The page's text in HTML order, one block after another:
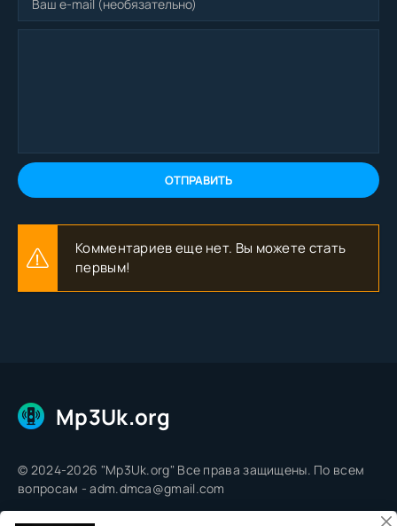
ОТПРАВИТЬ
Комментариев еще нет. Вы можете стать
первым!
Mp3Uk.org
© 2024-2026 "Mp3Uk.org" Все права защищены. По всем
вопросам - adm.dmca@gmail.com